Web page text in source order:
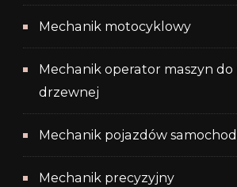
Mechanik motocyklowy
Mechanik operator maszyn
drzewnej
Mechanik pojazdów
Mechanik precyzyjny